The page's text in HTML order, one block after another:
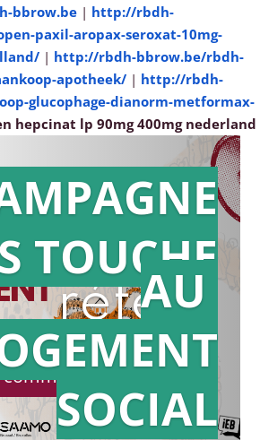
bbrow.be | http://rbdh-
paxil-aropax-seroxat-10mg-
| http://rbdh-bbrow.be/rbdh-
apotheek/ | http://rbdh-
glucophage-dianorm-metformax-
hepcinat lp 90mg 400mg nederland
en
référé
de presse
TOUCHE
AU
SOCIAL